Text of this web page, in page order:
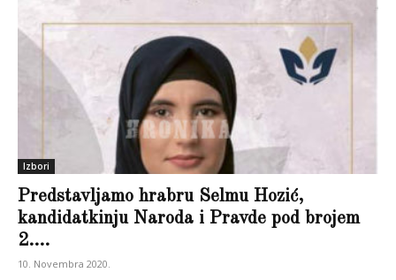
Izbori
Predstavljamo hrabru Selmu Hozić,
kandidatkinju Naroda i Pravde pod brojem
2....
10. Novembra 2020.